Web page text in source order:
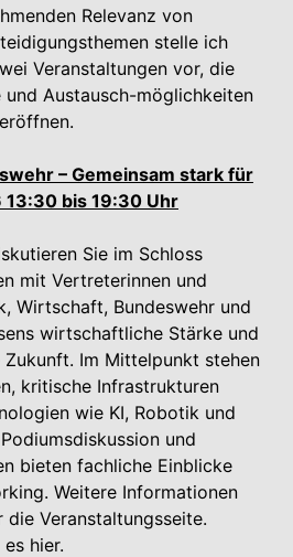
Relevanz von
stelle ich
Veranstaltungen vor, die
und Austausch-möglichkeiten
– Gemeinsam stark für
bis 19:30 Uhr
Sie im Schloss
mit Vertreterinnen und
Wirtschaft, Bundeswehr und
wirtschaftliche Stärke und
Im Mittelpunkt stehen
kritische Infrastrukturen
wie KI, Robotik und
und
bieten fachliche Einblicke
Weitere Informationen
die Veranstaltungsseite.
hier.